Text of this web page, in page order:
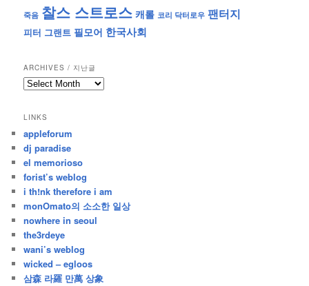
죽음 찰스 스트로스 캐롤 코리 닥터로우 팬터지
피터 그랜트 필모어 한국사회
ARCHIVES / 지난글
archives
난
글
LINKS
appleforum
dj paradise
el memorioso
forist’s weblog
i th!nk therefore i am
monOmato의 소소한 일상
nowhere in seoul
the3rdeye
wani’s weblog
wicked – egloos
삼森 라羅 만萬 상象